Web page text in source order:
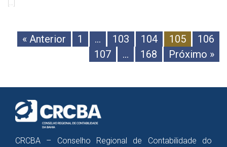
« Anterior 1 … 103 104 105
106
107
… 168 Próximo »
CRCBA – Conselho Regional de Contabilidade do